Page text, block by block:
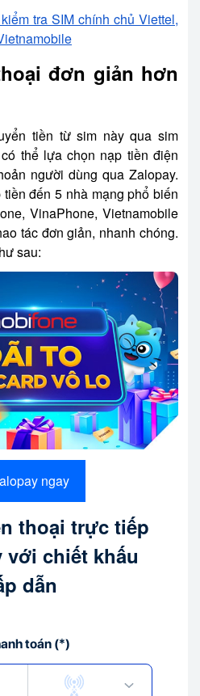
tra SIM chính chủ Viettel,
đơn giản hơn
tiền từ sim này qua sim
thể lựa chọn nạp tiền điện
người dùng qua Zalopay.
đến 5 nhà mạng phổ biến
VinaPhone, Vietnamobile
tác đơn giản, nhanh chóng.
sau:
ngay
thoại trực tiếp
với chiết khấu
dẫn